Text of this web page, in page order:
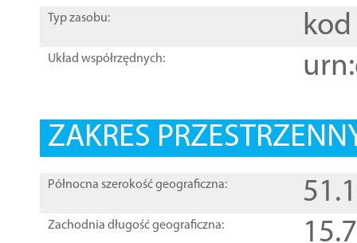
Typ zasobu: kod
Układ współrzędnych:
ZAKRES
Północna szerokość geograficzna:
Zachodnia długość geograficzna: